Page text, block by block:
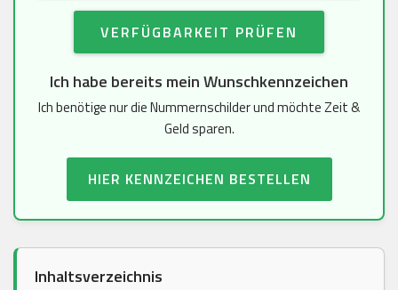
VERFÜGBARKEIT PRÜFEN
Ich habe bereits mein Wunschkennzeichen
Ich benötige nur die Nummernschilder und möchte Zeit &
Geld sparen.
HIER KENNZEICHEN BESTELLEN
Inhaltsverzeichnis